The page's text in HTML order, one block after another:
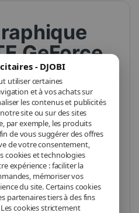
- DJOBI
utiliser certaines
et à vos achats sur
les contenus et publicités
site ou sur des sites
par exemple, les produits
de vous suggérer des offres
de votre consentement,
cookies et technologies
expérience : faciliter la
mémoriser vos
du site. Certains cookies
partenaires tiers à des fins
cookies strictement
GeForce
5050
OC – 8
RTX et
2X
moderne
RTX 5050